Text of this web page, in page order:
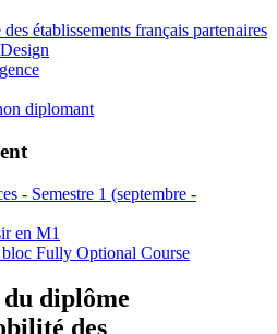
établissements français partenaires
diplomant
- Semestre 1 (septembre -
en M1
Fully Optional Course
diplôme
des